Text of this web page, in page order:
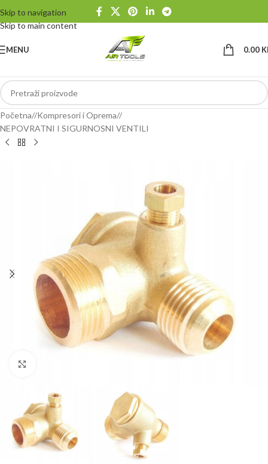
Skip to navigation
Skip to main content
MENU 0.00
Početna/ Kompresori i Oprema/
NEPOVRATNI I SIGURNOSNI VENTILI